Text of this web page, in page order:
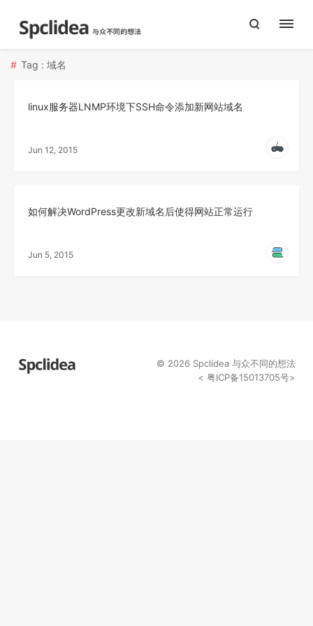
Tag : 域名
linux服务器LNMP环境下SSH命令添加新网站域名
Jun 12, 2015
如何解决WordPress更改新域名后使得网站正常运行
Jun 5, 2015
© 2026 Spclidea 与众不同的想法
< 粤ICP备15013705号>